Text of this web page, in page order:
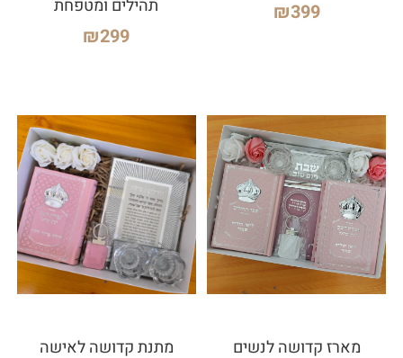
₪399
תהילים ומטפחת
₪299
מארז קדושה לנשים מתנת קדושה לאישה